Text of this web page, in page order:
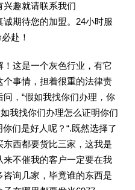
兴趣就请联系我们
期待您的加盟。24小时服
赴！
这是一个灰色行业，有它
事情，担着很重的法律责
，“假如我找你们办理，你
我找你们办理怎么证明你们
们是好人呢？“.既然选择了
西都要货比三家，这我是
不催我的客户一定要在我
询几家，毕竟谁的东西是